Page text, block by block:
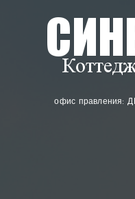
офис правления: